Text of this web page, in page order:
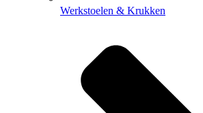
Werkstoelen & Krukken